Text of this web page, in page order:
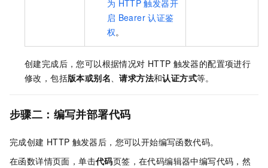
为 HTTP 触发器开
启 Bearer 认证鉴
权。
创建完成后，您可以根据情况对 HTTP 触发器的配置项进行
修改，包括版本或别名、请求方法和认证方式等。
步骤二：编写并部署代码
完成创建 HTTP 触发器后，您可以开始编写函数代码。
在函数详情页面，单击代码页签，在代码编辑器中编写代码，然